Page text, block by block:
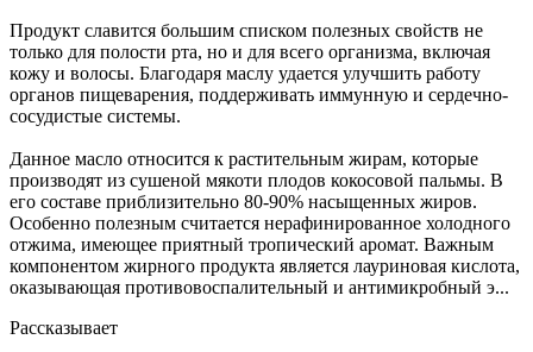
Продукт славится большим списком полезных свойств не
только для полости рта, но и для всего организма, включая
кожу и волосы. Благодаря маслу удается улучшить работу
органов пищеварения, поддерживать иммунную и сердечно-
сосудистые системы.
Данное масло относится к растительным жирам, которые
производят из сушеной мякоти плодов кокосовой пальмы. В
его составе приблизительно 80-90% насыщенных жиров.
Особенно полезным считается нерафинированное холодного
отжима, имеющее приятный тропический аромат. Важным
компонентом жирного продукта является лауриновая кислота,
оказывающая противовоспалительный и антимикробный э...
Рассказывает